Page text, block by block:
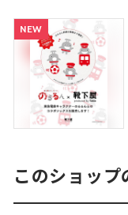
NEW
このショッ